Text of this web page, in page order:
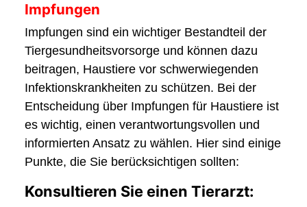
Impfungen
Impfungen sind ein wichtiger Bestandteil der
Tiergesundheitsvorsorge und können dazu
beitragen, Haustiere vor schwerwiegenden
Infektionskrankheiten zu schützen. Bei der
Entscheidung über Impfungen für Haustiere ist
es wichtig, einen verantwortungsvollen und
informierten Ansatz zu wählen. Hier sind einige
Punkte, die Sie berücksichtigen sollten:
Konsultieren Sie einen Tierarzt: